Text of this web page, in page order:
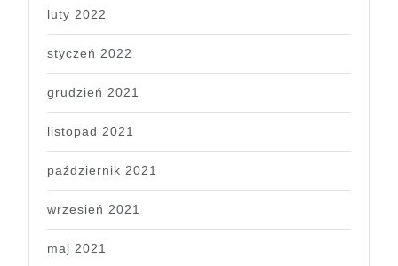
luty 2022
styczeń 2022
grudzień 2021
listopad 2021
październik 2021
wrzesień 2021
maj 2021